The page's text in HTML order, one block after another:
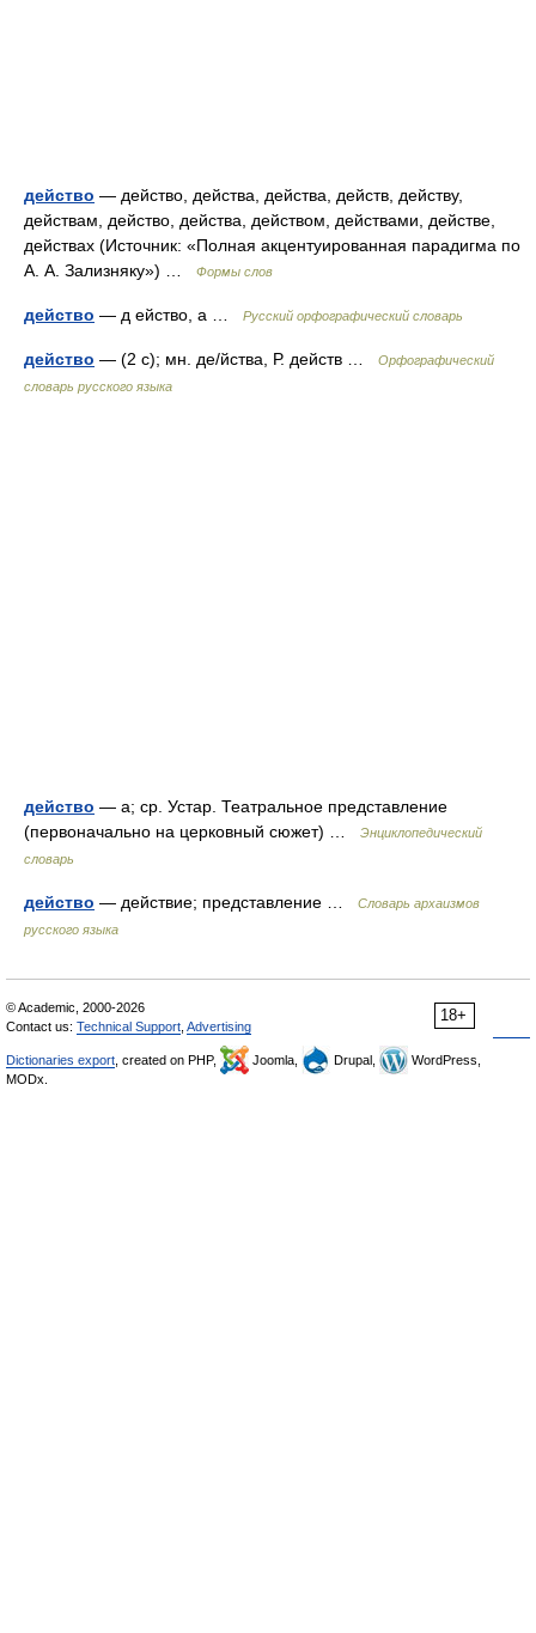
действо — действо, действа, действа, действ, действу,
действам, действо, действа, действом, действами, действе,
действах (Источник: «Полная акцентуированная парадигма по
А. А. Зализняку») …
Формы слов
действо — д ейство, а … Русский орфографический словарь
действо — (2 с); мн. де/йства, Р. действ …
Орфографический
словарь русского языка
действо — а; ср. Устар. Театральное представление
(первоначально на церковный сюжет) …
Энциклопедический
словарь
действо — действие; представление …
Cловарь архаизмов
русского языка
18+
© Academic, 2000-2026
Contact us: Technical Support Advertising
Dictionaries export , created on PHP, Joomla, Drupal,
WordPress,
MODx.